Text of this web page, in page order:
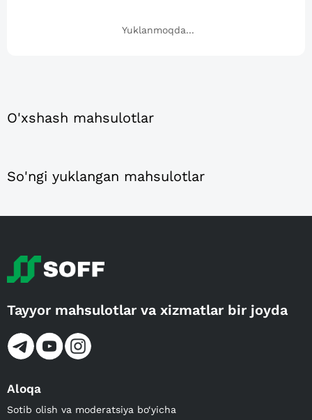
Yuklanmoqda...
O'xshash mahsulotlar
So'ngi yuklangan mahsulotlar
Tayyor mahsulotlar va xizmatlar bir joyda
Aloqa
Sotib olish va moderatsiya bo‘yicha